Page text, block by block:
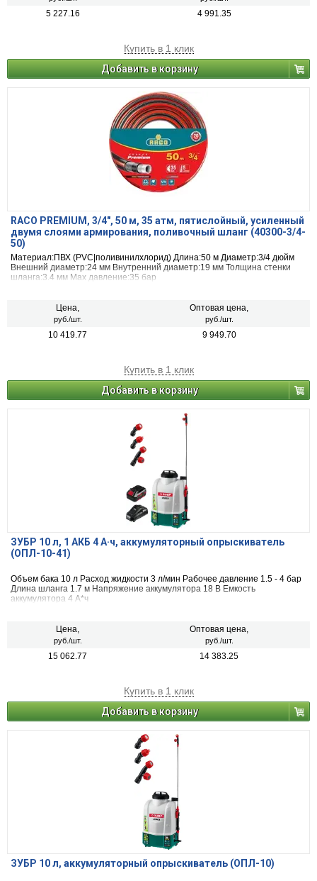
5 227.16 4 991.35
Купить в 1 клик
Добавить в корзину
RACO PREMIUM, 3/4″, 50 м, 35 атм, пятислойный, усиленный
двумя слоями армирования, поливочный шланг (40300-3/4-
50)
Материал:ПВХ (PVC|поливинилхлорид) Длина:50 м Диаметр:3/4 дюйм
Внешний диаметр:24 мм Внутренний диаметр:19 мм Толщина стенки
шланга:3.4 мм Max давление:35 бар
Цена,
руб./шт.
Оптовая цена,
руб./шт.
10 419.77 9 949.70
Купить в 1 клик
Добавить в корзину
ЗУБР 10 л, 1 АКБ 4 А·ч, аккумуляторный опрыскиватель
(ОПЛ-10-41)
Объем бака 10 л Расход жидкости 3 л/мин Рабочее давление 1.5 - 4 бар
Длина шланга 1.7 м Напряжение аккумулятора 18 В Емкость
аккумулятора 4 А*ч
Цена,
руб./шт.
Оптовая цена,
руб./шт.
15 062.77 14 383.25
Купить в 1 клик
Добавить в корзину
ЗУБР 10 л, аккумуляторный опрыскиватель (ОПЛ-10)